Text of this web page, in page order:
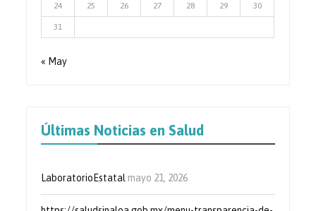
24 25 26 27 28 29 30
31
« May
Últimas Noticias en Salud
LaboratorioEstatal mayo 21, 2026